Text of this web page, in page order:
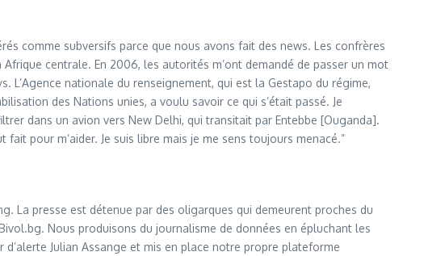
comme subversifs parce que nous avons fait des news. Les confrères
centrale. En 2006, les autorités m’ont demandé de passer un mot
L’Agence nationale du renseignement, qui est la Gestapo du régime,
des Nations unies, a voulu savoir ce qui s’était passé. Je
dans un avion vers New Delhi, qui transitait par Entebbe [Ouganda].
pour m’aider. Je suis libre mais je me sens toujours menacé.”
La presse est détenue par des oligarques qui demeurent proches du
Nous produisons du journalisme de données en épluchant les
Julian Assange et mis en place notre propre plateforme